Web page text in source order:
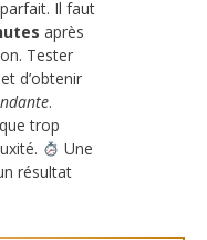
Il faut
après
Tester
d’obtenir
.
trop
Une
résultat